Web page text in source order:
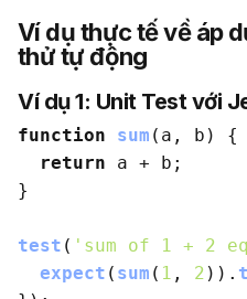
Ví dụ thực tế về áp
thử tự động
Ví dụ 1: Unit Test với
function sum ( a, b ) {
return a + b;
}
test ( 'sum of 1 + 2
expect ( sum ( 1 , 2 )).